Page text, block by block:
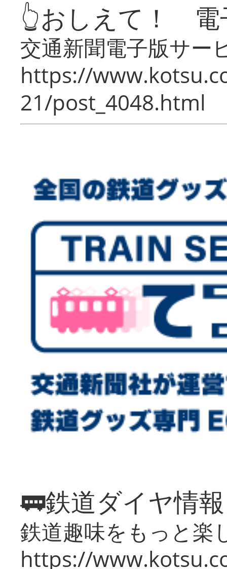
👆おしえて！ 電
交通新聞電子版サー
https://
21/post_4048.html
🚃鉄道ダイヤ情
鉄道趣味をもっと楽
https://